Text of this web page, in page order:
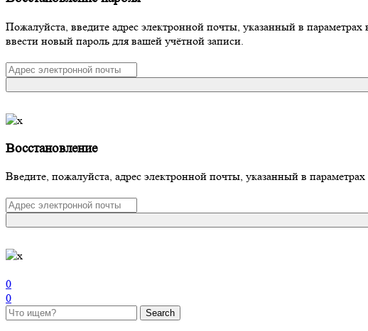
Пожалуйста, введите адрес электронной почты, указанный в
ввести новый пароль для вашей учётной записи.
Восстановление
Введите, пожалуйста, адрес электронной почты, указанный в
0
0